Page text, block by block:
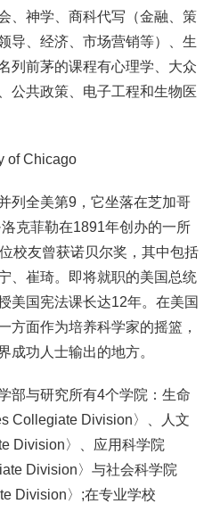
、神学、商科代写（金融、策
导、经济、市场营销等）、生
列前茅的课程有心理学、大众
公共政策、电子工程和生物医
of Chicago
列全美第9，它坐落在芝加哥
克菲勒在1891年创办的一所
校友曾获诺贝尔奖，其中包括
、崔琦。即将就职的美国总统
美国宪法课长达12年。在美国
方面作为培养科学家的摇篮，
成功人士输出的地方。
部与研究所有4个学院：生命
Collegiate Division〉、人文
Division〉、应用科学院
Division〉与社会科学院
Division〉;在专业学校